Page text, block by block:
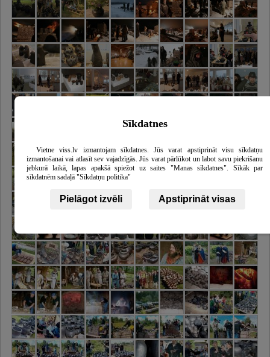
Sīkdatnes
Vietne viss.lv izmantojam sīkdatnes. Jūs varat apstiprināt visu sīkdatņu
izmantošanai vai atlasīt sev vajadzīgās. Jūs varat pārlūkot un labot savu piekrišanu
jebkurā laikā, lapas apakšā spiežot uz saites "Manas sīkdatnes". Sīkāk par
sīkdatnēm sadaļā "Sīkdatņu politika"
Pielāgot izvēli Apstiprināt visas